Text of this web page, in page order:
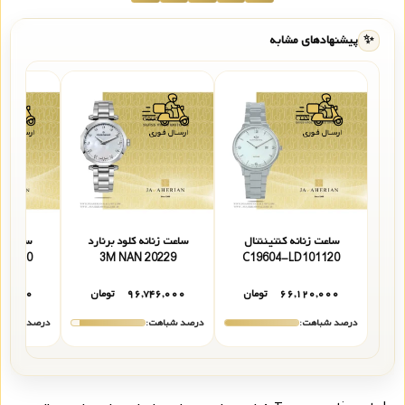
✨ پیشنهادهای مشابه
ساعت زنانه کنتیننتال
C19604-LD101120
۶۶,۱۲۰,۰۰۰
تومان
درصد شباهت:
ساعت زنانه کلود برنارد
20229 3M NAN
۹۶,۷۴۶,۰۰۰
تومان
درصد شباهت:
ساعت
درصد